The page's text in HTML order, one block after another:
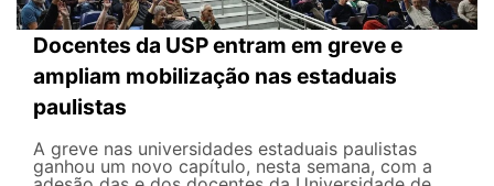
Docentes da USP entram em greve e
ampliam mobilização nas estaduais
paulistas
A greve nas universidades estaduais paulistas
ganhou um novo capítulo, nesta semana, com a